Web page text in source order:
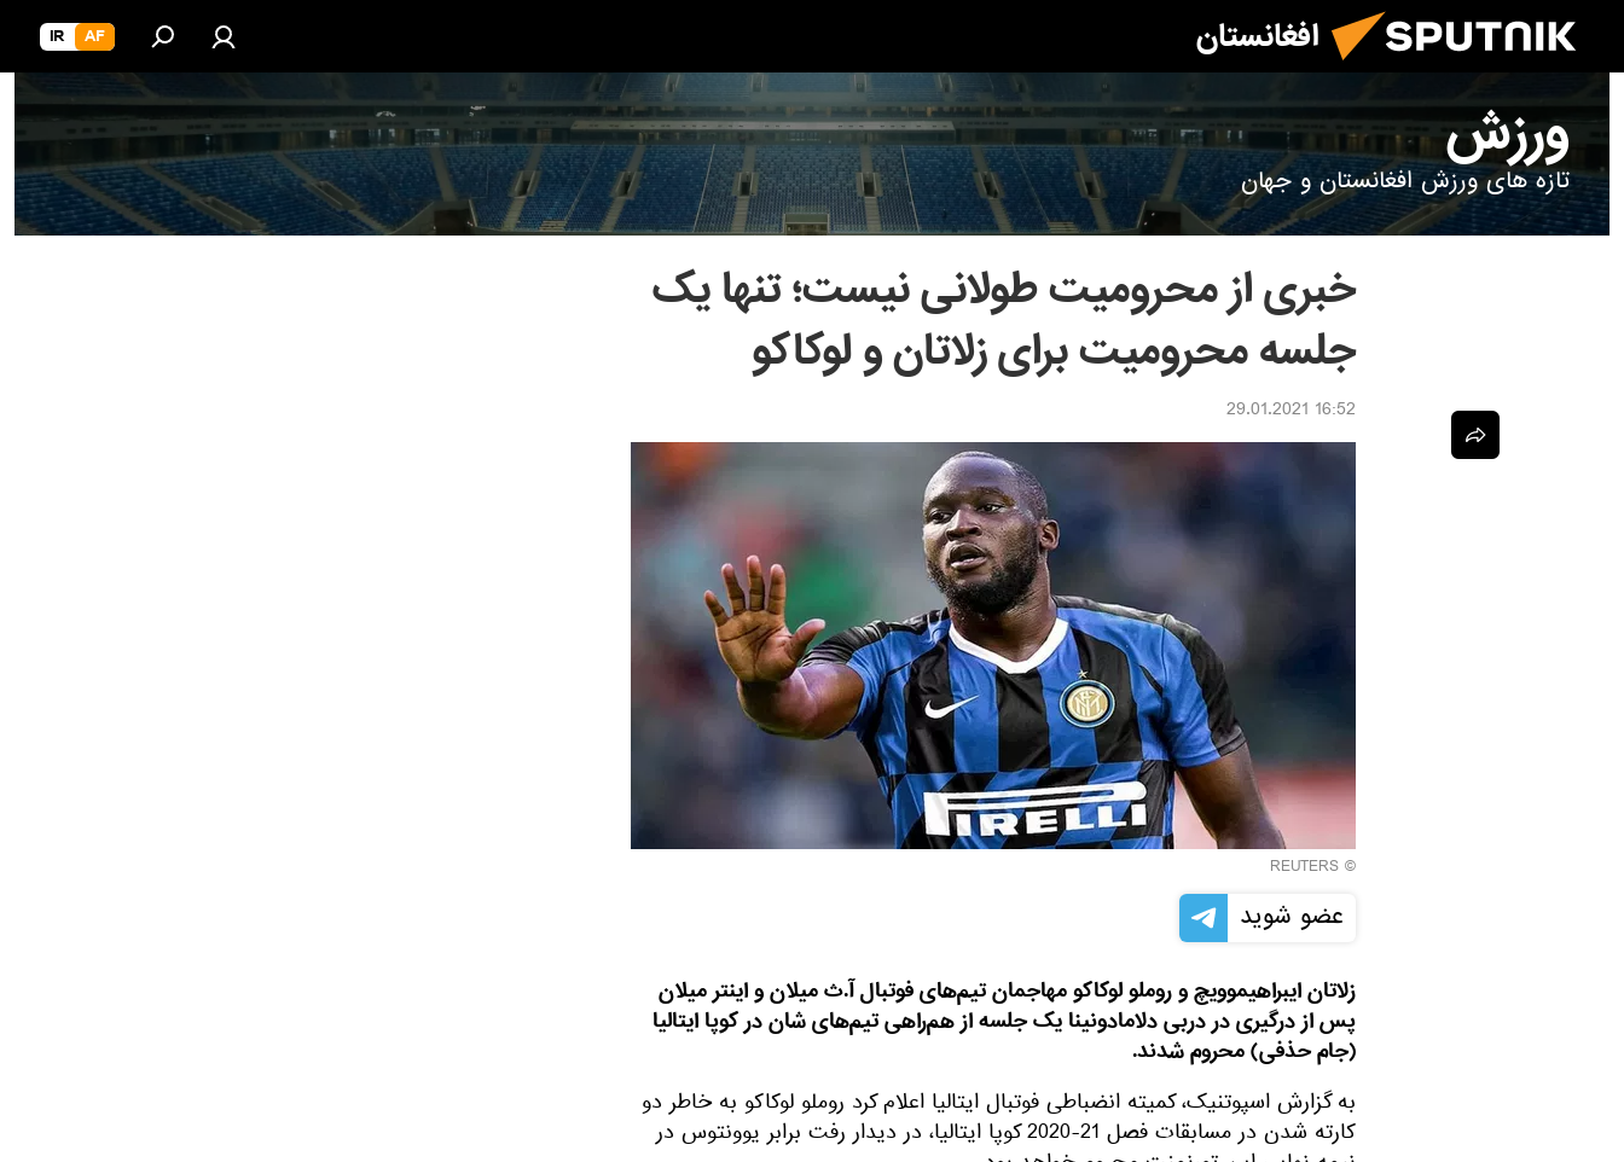
افغانستان AF
IR
ورزش
تازه های ورزش افغانستان و جهان
خبری از محرومیت طولانی نیست؛ تنها یک
جلسه محرومیت برای زلاتان و لوکاکو
16:52 29.01.2021
©
REUTERS
عضو شوید
زلاتان ایبراهیموویچ و روملو لوکاکو مهاجمان تیم‌های فوتبال آ.ث میلان و اینتر میلان
پس از درگیری در دربی دلامادونینا یک جلسه از هم‌راهی تیم‌های شان در کوپا ایتالیا
(جام حذفی) محروم شدند.
به گزارش اسپوتنیک، کمیته انضباطی فوتبال ایتالیا اعلام کرد روملو لوکاکو به خاطر دو
کارته شدن در مسابقات فصل 21-2020 کوپا ایتالیا، در دیدار رفت برابر یوونتوس در